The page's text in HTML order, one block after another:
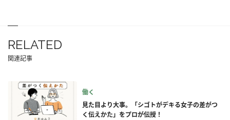
RELATED
関連記事
働く
見た目より大事。「シゴトがデキる女子の差がつ
く伝えかた」をプロが伝授！